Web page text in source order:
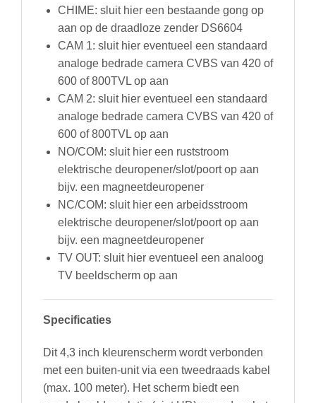
CHIME: sluit hier een bestaande gong op
aan op de draadloze zender DS6604
CAM 1: sluit hier eventueel een standaard
analoge bedrade camera CVBS van 420 of
600 of 800TVL op aan
CAM 2: sluit hier eventueel een standaard
analoge bedrade camera CVBS van 420 of
600 of 800TVL op aan
NO/COM: sluit hier een ruststroom
elektrische deuropener/slot/poort op aan
bijv. een magneetdeuropener
NC/COM: sluit hier een arbeidsstroom
elektrische deuropener/slot/poort op aan
bijv. een magneetdeuropener
TV OUT: sluit hier eventueel een analoog
TV beeldscherm op aan
Specificaties
Dit 4,3 inch kleurenscherm wordt verbonden
met een buiten-unit via een tweedraads kabel
(max. 100 meter). Het scherm biedt een